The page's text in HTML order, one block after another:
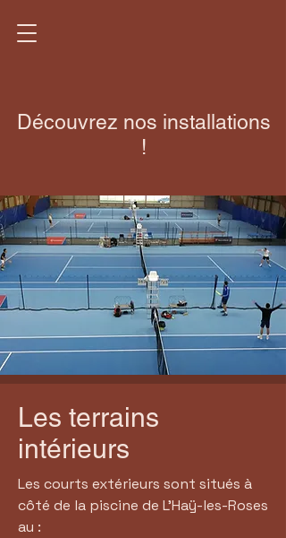
Découvrez nos installations
!
Les terrains
intérieurs
Les courts extérieurs sont situés à
côté de la piscine de L'Haÿ-les-Roses
au :